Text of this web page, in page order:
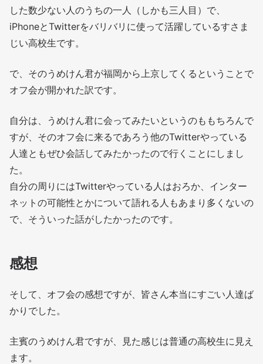
した数少ない人のうちの一人（しかも三人目）で、
iPhoneとTwitterをバリバリに使って活躍しているすさま
じい高校生です。
で、そのうめけん君が福岡から上京してくるということで
オフ会が開かれた訳です。
自分は、うめけん君に会ってみたいというのももちろんで
すが、そのオフ会に来るであろう他のTwitterやっている
人達ともぜひ会話してみたかったので行くことにしまし
た。
自分の周りにはTwitterやっている人はおろか、インター
ネットの可能性とかについて語れる人もあまり多くないの
で、そういった話がしたかったのです。
感想
そして、オフ会の感想ですが、皆さん本当にすごい人達ば
かりでした。
主賓のうめけん君ですが、見た感じは普通の高校生に見え
ます。